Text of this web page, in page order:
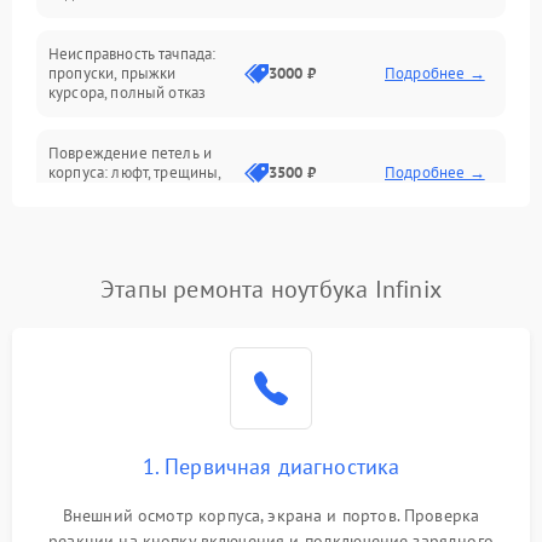
Сеть и интернет
Неисправность тачпада:
пропуски, прыжки
курсора, полный отказ
3000 ₽ Подробнее →
Повреждение петель и
корпуса: люфт, трещины,
3500 ₽ Подробнее →
невозможность зарядки,
2500 ₽ Подробнее →
2000 ₽
Перегрев из‑за пыли,
неисправности кулера
Этапы ремонта ноутбука Infinix
1. Первичная диагностика
Внешний осмотр корпуса, экрана и портов. Проверка